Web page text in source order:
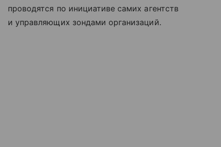
проводятся по инициативе самих агентств
и управляющих зондами организаций.